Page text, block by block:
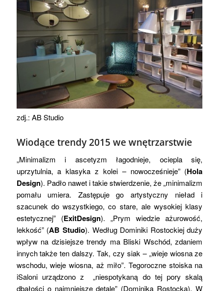
zdj.: AB Studio
Wiodące trendy 2015 we wnętrzarstwie
„Minimalizm i ascetyzm łagodnieje, ociepla się,
uprzytulnia, a klasyka z kolei – nowocześnieje” (Hola
Design). Padło nawet i takie stwierdzenie, że „minimalizm
pomału umiera. Zastępuje go artystyczny nieład i
szacunek do wszystkiego, co stare, ale wysokiej klasy
estetycznej” (ExitDesign). „Prym wiedzie ażurowość,
lekkość” (AB Studio). Według Dominiki Rostockiej duży
wpływ na dzisiejsze trendy ma Bliski Wschód, zdaniem
innych także ten dalszy. Tak, czy siak – „wieje wiosna ze
wschodu, wieje wiosna, aż miło”. Tegoroczne stoiska na
iSaloni urządzono z „niespotykaną do tej pory skalą
dbałości o najmniejsze detale” (Dominika Rostocka). W